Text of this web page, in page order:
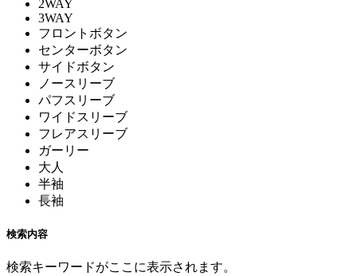
2WAY
3WAY
フロントボタン
センターボタン
サイドボタン
ノースリーブ
パフスリーブ
ワイドスリーブ
フレアスリーブ
ガーリー
大人
半袖
長袖
検索内容
検索キーワードがここに表示されます。